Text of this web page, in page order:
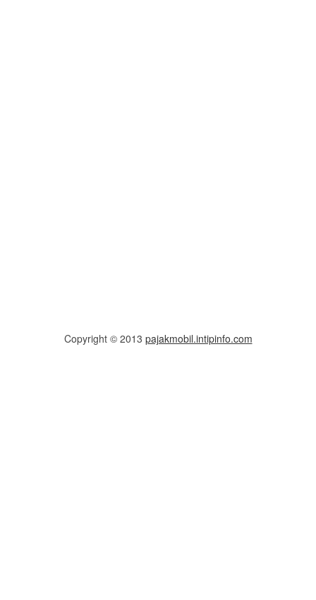
Copyright © 2013 pajakmobil.intipinfo.com